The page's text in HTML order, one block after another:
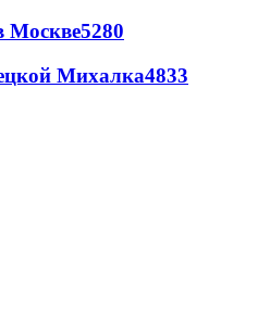
Москве5280
Михалка4833